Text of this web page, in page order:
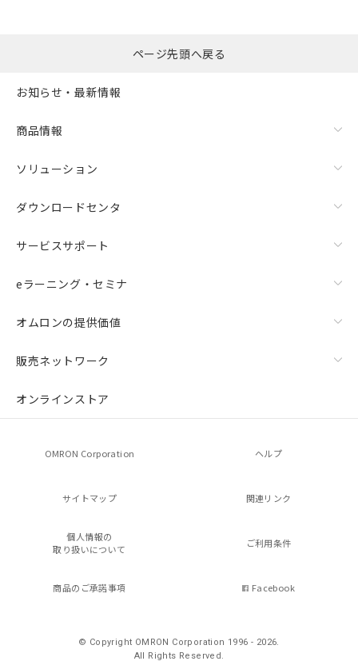
ページ先頭へ戻る
お知らせ・最新情報
商品情報
ソリューション
ダウンロードセンタ
サービスサポート
eラーニング・セミナ
オムロンの提供価値
販売ネットワーク
オンラインストア
OMRON Corporation ヘルプ
サイトマップ 関連リンク
個人情報の
取り扱いについて
ご利用条件
商品のご承諾事項 Facebook
© Copyright OMRON Corporation 1996 - 2026.
All Rights Reserved.